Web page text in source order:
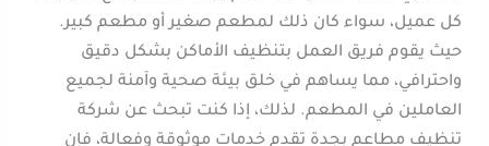
كل عميل، سواء كان ذلك لمطعم صغير أو مطعم كبير.
حيث يقوم فريق العمل بتنظيف الأماكن بشكل دقيق
واحترافي، مما يساهم في خلق بيئة صحية وآمنة لجميع
العاملين في المطعم. لذلك، إذا كنت تبحث عن شركة
تنظيف مطاعم بجدة تقدم خدمات موثوقة وفعالة، فإن